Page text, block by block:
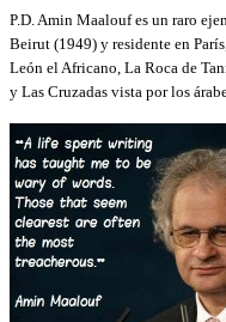
P.D. Amin Maalouf es un raro
Beirut (1949) y residente en
León el Africano, La Roca de
y Las Cruzadas vista por los